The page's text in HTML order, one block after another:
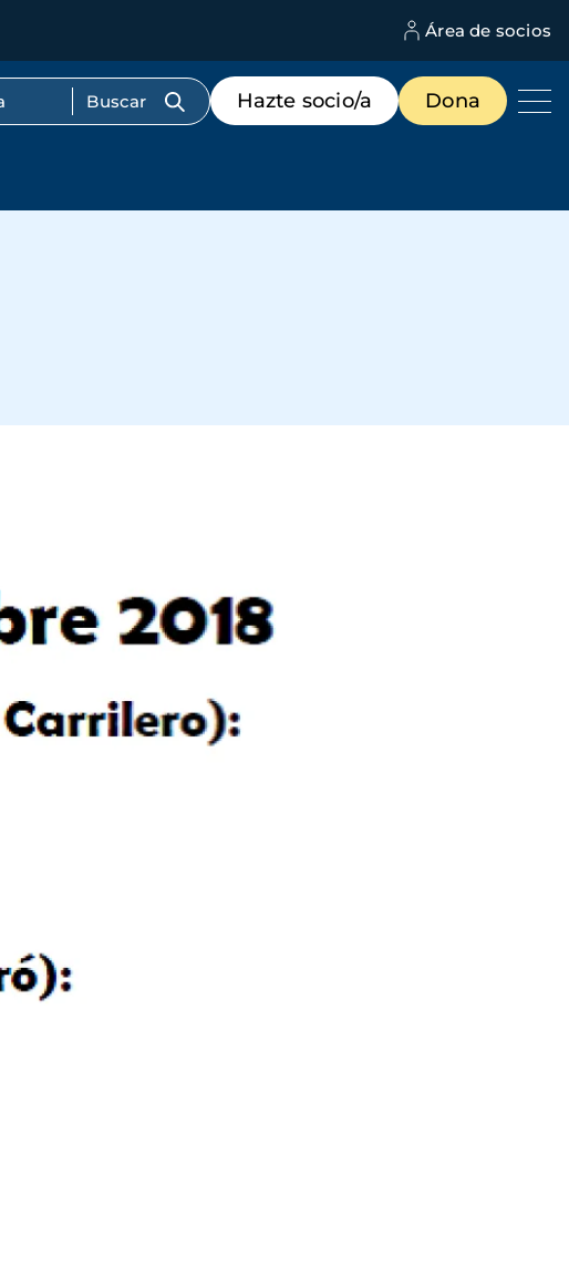
Área de socios
Menú
de
destacados
Hazte socio/a Dona